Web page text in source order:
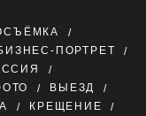
ПОРТРЕТ
ВЫЕЗД
КРЕЩЕНИЕ